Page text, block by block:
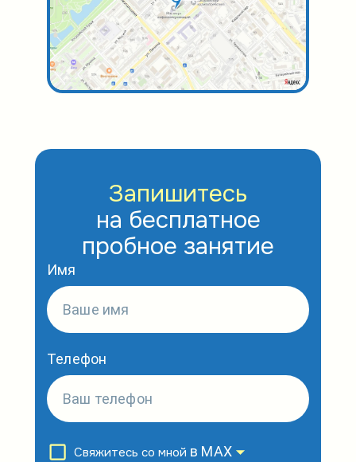
Запишитесь
на бесплатное
пробное занятие
Имя
Телефон
Свяжитесь со мной в MAX